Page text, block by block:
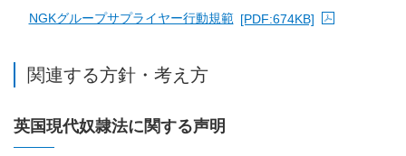
NGKグループサプライヤー行動規範 [PDF:674KB]
関連する方針・考え方
英国現代奴隷法に関する声明